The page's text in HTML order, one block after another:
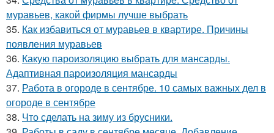
муравьев, какой фирмы лучше выбрать
35. Как избавиться от муравьев в квартире. Причины
появления муравьев
36. Какую пароизоляцию выбрать для мансарды.
Адаптивная пароизоляция мансарды
37. Работа в огороде в сентябре. 10 самых важных дел в
огороде в сентябре
38. Что сделать на зиму из брусники.